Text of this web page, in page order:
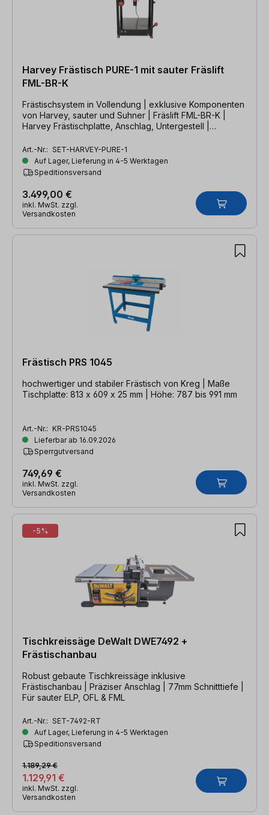
Harvey Frästisch PURE-1 mit sauter Fräslift
FML-BR-K
Frästischsystem in Vollendung | exklusive Komponenten
von Harvey, sauter und Suhner | Fräslift FML-BR-K |
Harvey Frästischplatte, Anschlag, Untergestell |
Art.-Nr.: SET-HARVEY-PURE-1
Auf Lager, Lieferung in 4-5 Werktagen
Speditionsversand
3.499,00 €
inkl. MwSt. zzgl.
Versandkosten
Frästisch PRS 1045
hochwertiger und stabiler Frästisch von Kreg | Maße
Tischplatte: 813 x 609 x 25 mm | Höhe: 787 bis 991 mm
Art.-Nr.: KR-PRS1045
Lieferbar ab 16.09.2026
Sperrgutversand
749,69 €
inkl. MwSt. zzgl.
Versandkosten
-5%
Tischkreissäge DeWalt DWE7492 +
Frästischanbau
Robust gebaute Tischkreissäge inklusive
Frästischanbau | Präziser Anschlag | 77mm Schnitttiefe |
Für sauter ELP, OFL & FML
Art.-Nr.: SET-7492-RT
Auf Lager, Lieferung in 4-5 Werktagen
Speditionsversand
1.129,91 €
1.189,29 €
inkl. MwSt. zzgl.
Versandkosten